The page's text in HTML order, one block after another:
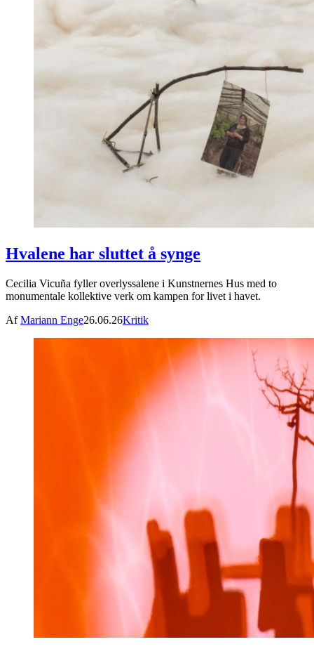
Hvalene har sluttet å synge
Cecilia Vicuña fyller overlyssalene i Kunstnernes Hus med to
monumentale kollektive verk om kampen for livet i havet.
AfMariann Enge26.06.26Kritik